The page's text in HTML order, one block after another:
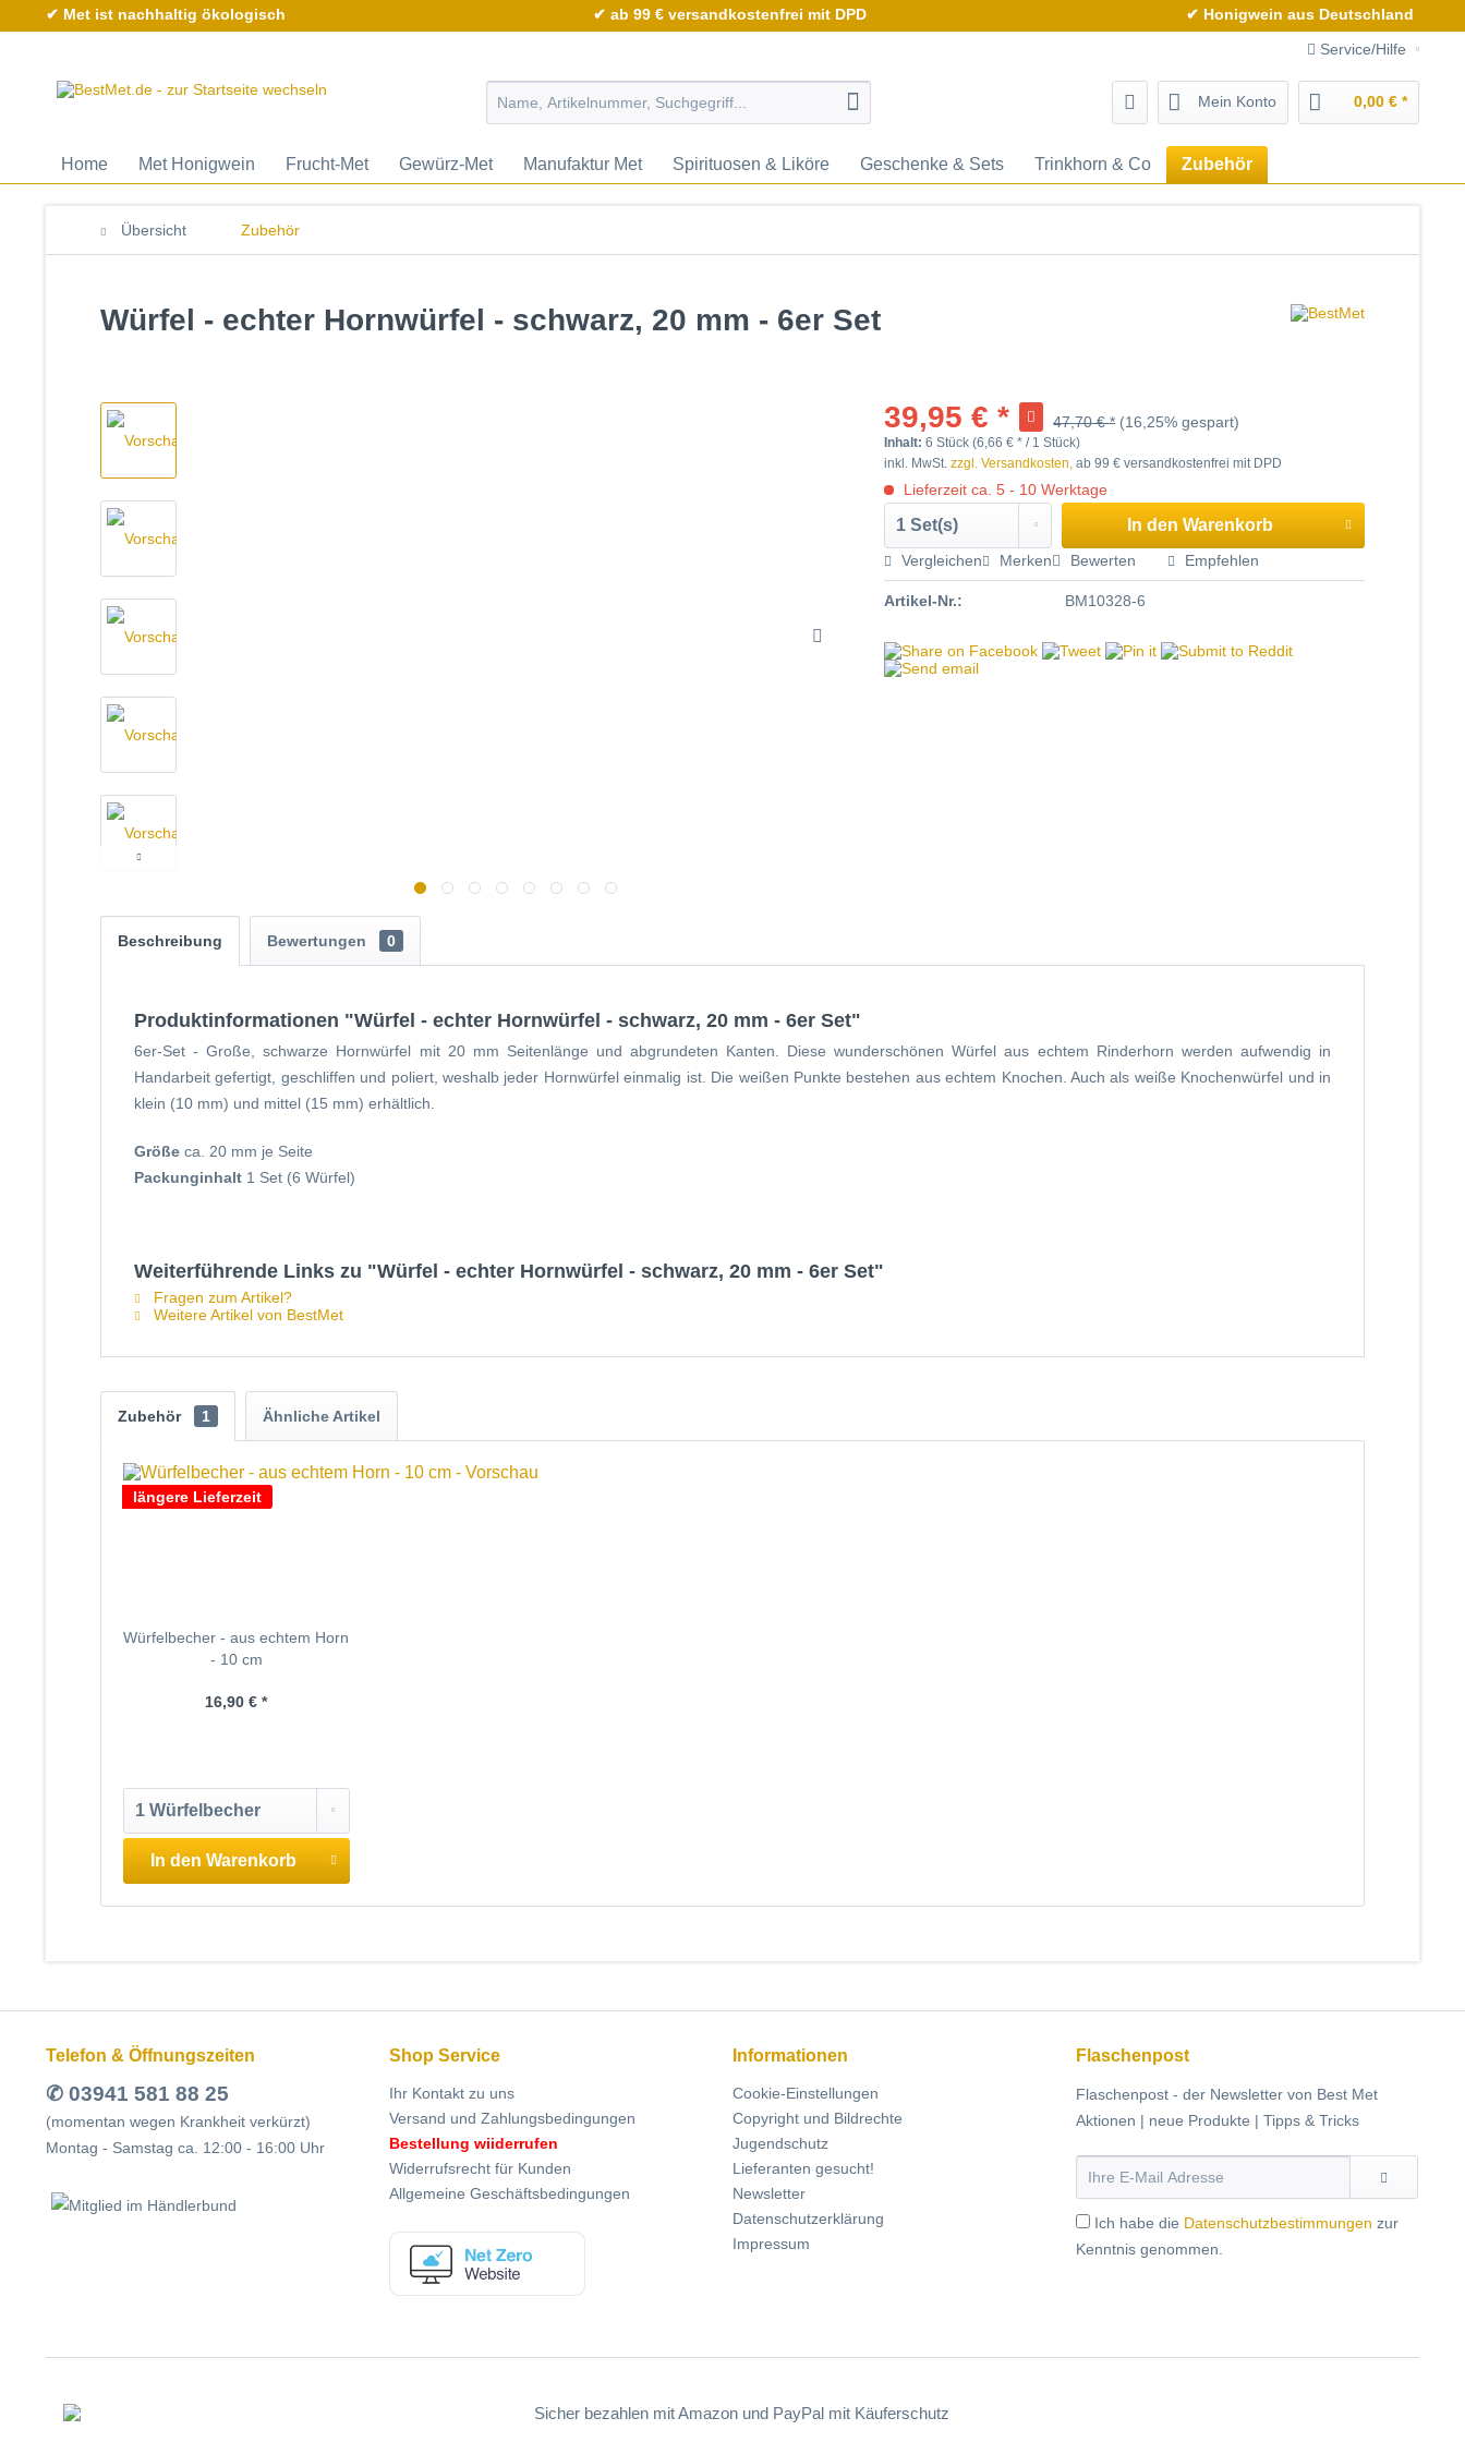
✔ Met ist nachhaltig ökologisch ✔ ab 99 € versandkostenfrei mit DPD
✔ Honigwein aus Deutschland
Service/Hilfe
Mein Konto 0,00 € *
Home Met Honigwein Frucht-Met Gewürz-Met Manufaktur Met Spirituosen & Liköre Geschenke & Sets Trinkhorn & Co Zubehör
Übersicht Zubehör
Würfel - echter Hornwürfel - schwarz, 20 mm - 6er Set
längere Lieferzeit
39,95 € * 47,70 € * (16,25% gespart)
Inhalt:6 Stück (6,66 € * / 1 Stück)
inkl. MwSt.zzgl. Versandkosten, ab 99 € versandkostenfrei mit DPD
Lieferzeit ca. 5 - 10 Werktage
In den Warenkorb
Vergleichen Merken Bewerten Empfehlen
Artikel-Nr.: BM10328-6
Beschreibung Bewertungen 0
Produktinformationen "Würfel - echter Hornwürfel - schwarz, 20 mm - 6er Set"
6er-Set - Große, schwarze Hornwürfel mit 20 mm Seitenlänge und abgrundeten Kanten. Diese wunderschönen Würfel aus echtem Rinderhorn werden aufwendig in
Handarbeit gefertigt, geschliffen und poliert, weshalb jeder Hornwürfel einmalig ist. Die weißen Punkte bestehen aus echtem Knochen. Auch als weiße Knochenwürfel und in
klein (10 mm) und mittel (15 mm) erhältlich.
Größe ca. 20 mm je Seite
Packunginhalt 1 Set (6 Würfel)
Weiterführende Links zu "Würfel - echter Hornwürfel - schwarz, 20 mm - 6er Set"
Fragen zum Artikel?
Weitere Artikel von BestMet
Zubehör 1 Ähnliche Artikel
längere Lieferzeit
Würfelbecher - aus echtem Horn
- 10 cm
16,90 € *
In den Warenkorb
Telefon & Öffnungszeiten
✆ 03941 581 88 25
(momentan wegen Krankheit verkürzt)
Montag - Samstag ca. 12:00 - 16:00 Uhr
Shop Service
Ihr Kontakt zu uns
Versand und Zahlungsbedingungen
Bestellung wiiderrufen
Widerrufsrecht für Kunden
Allgemeine Geschäftsbedingungen
Informationen
Cookie-Einstellungen
Copyright und Bildrechte
Jugendschutz
Lieferanten gesucht!
Newsletter
Datenschutzerklärung
Impressum
Flaschenpost
Flaschenpost - der Newsletter von Best Met
Aktionen | neue Produkte | Tipps & Tricks
Ich habe die Datenschutzbestimmungen zur
Kenntnis genommen.